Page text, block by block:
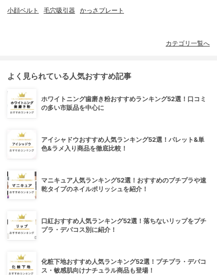
小顔ベルト 毛穴吸引器 かっさプレート
カテゴリ一覧へ
よく見られている人気おすすめ記事
ホワイトニング歯磨き粉おすすめランキング52選！口コミ
の多い市販品を中心に
アイシャドウおすすめ人気ランキング52選！パレット&単
色&ラメ入り商品を徹底比較！
マニキュア人気ランキング52選！おすすめのプチプラや速
乾タイプのネイルポリッシュを紹介！
口紅おすすめ人気ランキング52選！落ちないリップをプチ
プラ・デパコス別に紹介！
化粧下地おすすめ人気ランキング52選！プチプラ・デパコ
ス・敏感肌向けナチュラル商品も登場！